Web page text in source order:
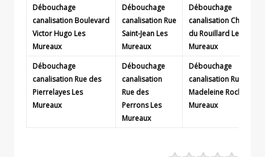
Débouchage
canalisation Boulevard
Victor Hugo Les
Mureaux
Débouchage
canalisation Rue
Saint-Jean Les
Mureaux
Débouchage
canalisation Chemin
du Rouillard Les
Mureaux
Débouchage
canalisation Rue des
Pierrelayes Les
Mureaux
Débouchage
canalisation
Rue des
Perrons Les
Mureaux
Débouchage
canalisation Rue
Madeleine Roch Les
Mureaux